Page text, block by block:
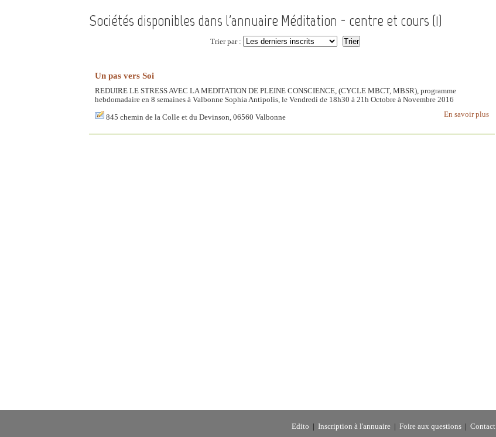
Sociétés disponibles dans l'annuaire Méditation - centre et cours (1)
Trier par :
Un pas vers Soi
REDUIRE LE STRESS AVEC LA MEDITATION DE PLEINE CONSCIENCE, (CYCLE MBCT, MBSR), programme
hebdomadaire en 8 semaines à Valbonne Sophia Antipolis, le Vendredi de 18h30 à 21h Octobre à Novembre 2016
En savoir plus
845 chemin de la Colle et du Devinson, 06560 Valbonne
Edito | Inscription à l'annuaire | Foire aux questions | Contact